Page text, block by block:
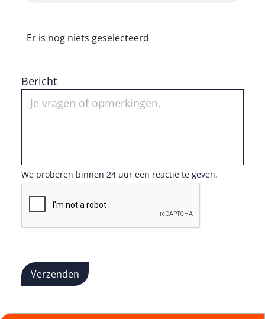
Er is nog niets geselecteerd
Bericht
We proberen binnen 24 uur een reactie te geven.
Verzenden